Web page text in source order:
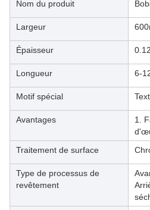
Nom du produit
Largeur
Épaisseur
Longueur 6-
Motif spécial
Avantages
1.
Traitement de surface
Type de processus de
revêtement